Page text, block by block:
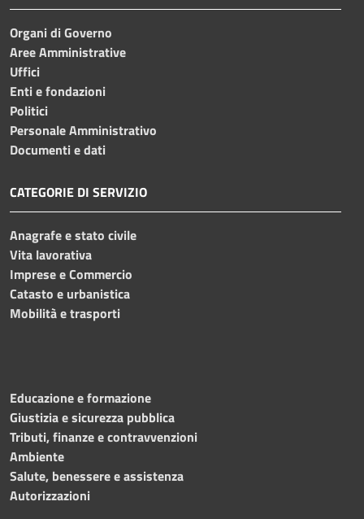
Organi di Governo
Aree Amministrative
Uffici
Enti e fondazioni
Politici
Personale Amministrativo
Documenti e dati
CATEGORIE DI SERVIZIO
Anagrafe e stato civile
Vita lavorativa
Imprese e Commercio
Catasto e urbanistica
Mobilità e trasporti
Educazione e formazione
Giustizia e sicurezza pubblica
Tributi, finanze e contravvenzioni
Ambiente
Salute, benessere e assistenza
Autorizzazioni